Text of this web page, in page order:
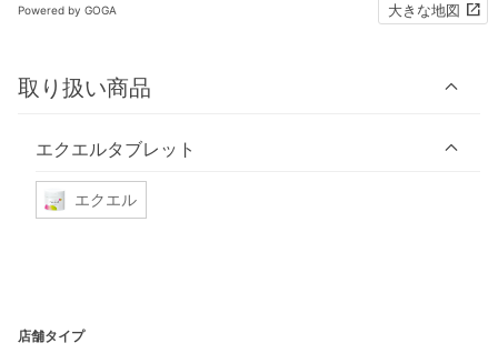
Powered by GOGA 大きな地図
取り扱い商品
エクエルタブレット
エクエル
店舗タイプ